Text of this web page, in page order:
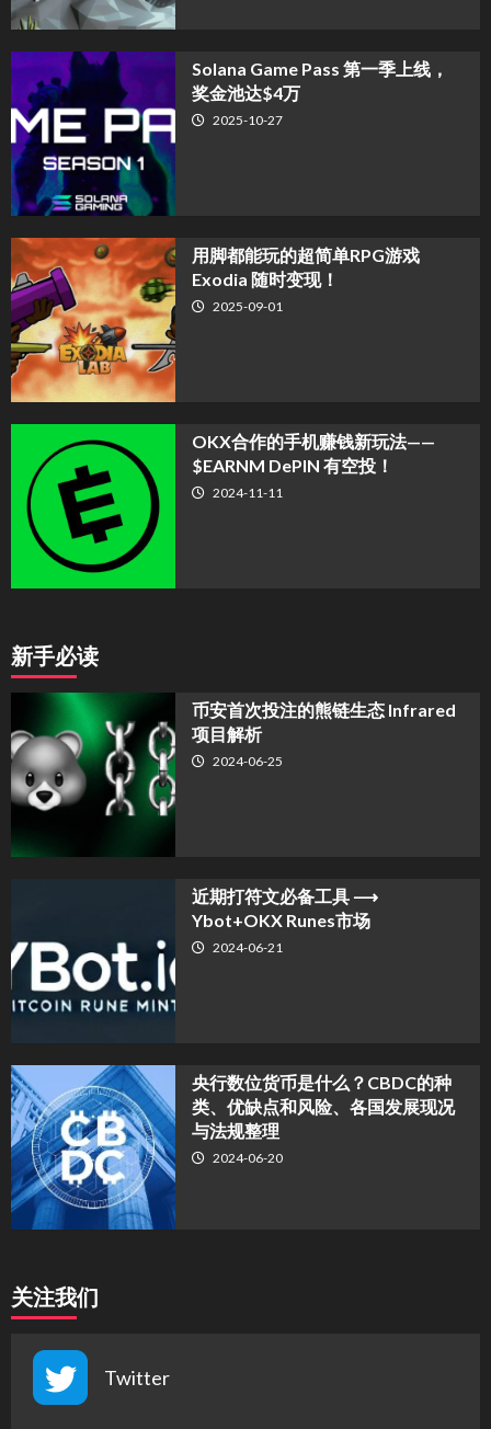
Solana Game Pass 第一季上线，
奖金池达$4万
2025-10-27
用脚都能玩的超简单RPG游戏
Exodia 随时变现！
2025-09-01
OKX合作的手机赚钱新玩法——
$EARNM DePIN 有空投！
2024-11-11
新手必读
币安首次投注的熊链生态 Infrared
项目解析
2024-06-25
近期打符文必备工具 ⟶
Ybot+OKX Runes市场
2024-06-21
央行数位货币是什么？CBDC的种
类、优缺点和风险、各国发展现况
与法规整理
2024-06-20
关注我们
Twitter